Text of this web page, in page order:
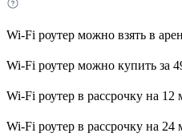
Wi-Fi роутер можно взять в
Wi-Fi роутер можно купить за
Wi-Fi роутер в рассрочку на 12
Wi-Fi роутер в рассрочку на 24